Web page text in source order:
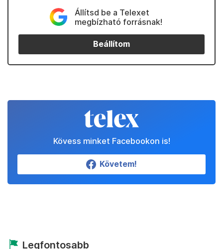
Állítsd be a Telexet
megbízható forrásnak!
Beállítom
Kövess minket Facebookon is!
Követem!
Legfontosabb